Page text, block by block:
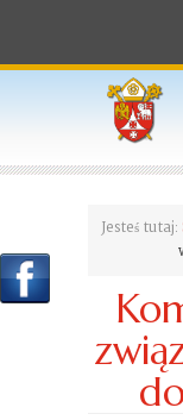
Jesteś tutaj: